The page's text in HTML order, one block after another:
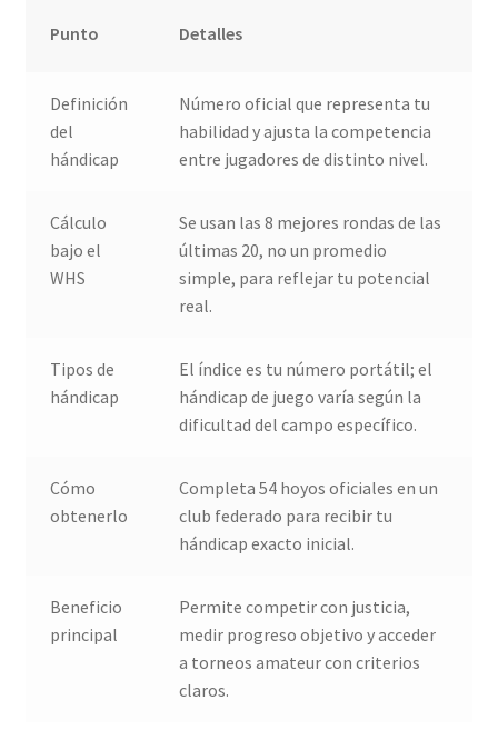
Punto Detalles
Definición
del
hándicap
Número oficial que representa tu
habilidad y ajusta la competencia
entre jugadores de distinto nivel.
Cálculo
bajo el
WHS
Se usan las 8 mejores rondas de las
últimas 20, no un promedio
simple, para reflejar tu potencial
real.
Tipos de
hándicap
El índice es tu número portátil; el
hándicap de juego varía según la
dificultad del campo específico.
Cómo
obtenerlo
Completa 54 hoyos oficiales en un
club federado para recibir tu
hándicap exacto inicial.
Beneficio
principal
Permite competir con justicia,
medir progreso objetivo y acceder
a torneos amateur con criterios
claros.